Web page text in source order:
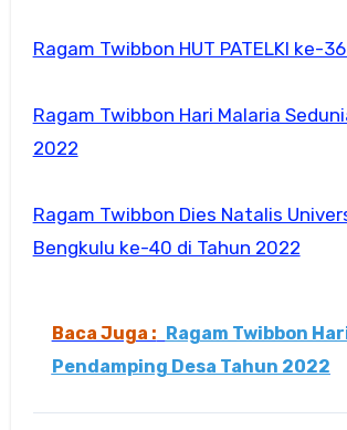
Ragam Twibbon HUT PATELKI ke-
Ragam Twibbon Hari Malaria
2022
Ragam Twibbon Dies Natalis
Bengkulu ke-40 di Tahun 2022
Baca Juga : Ragam Twibbon
Pendamping Desa Tahun 2022